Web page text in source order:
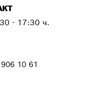
- 17:30 ч.
10 61